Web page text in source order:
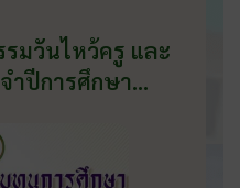
รมวันไหว้ครู และ
ำปีการศึกษา